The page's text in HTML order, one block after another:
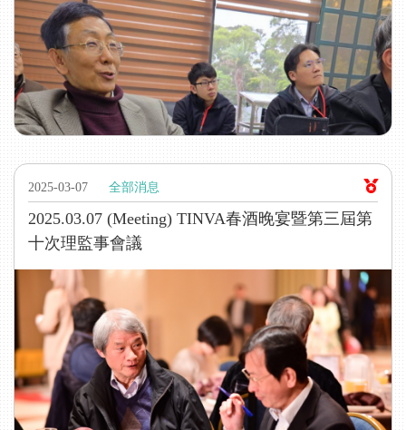
2025-03-07 全部消息
2025.03.07 (Meeting) TINVA春酒晚宴暨第三屆第
十次理監事會議